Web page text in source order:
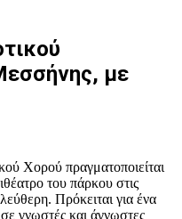
με
Χορού πραγματοποιείται
του πάρκου στις
Πρόκειται για ένα
γνωστές και άγνωστες